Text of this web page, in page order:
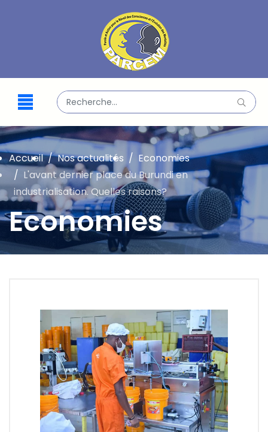
Valider
Economies
Accueil Nos actualités
Economies
L'avant dernier place du Burundi en
industrialisation. Quelles raisons?